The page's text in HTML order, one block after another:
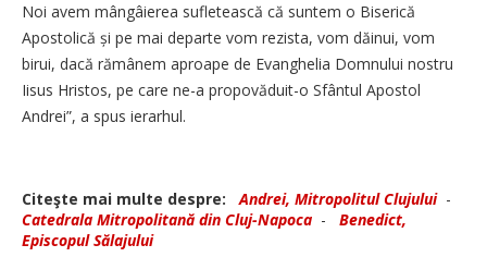
Noi avem mângâierea sufletească că suntem o Biserică
Apostolică și pe mai departe vom rezista, vom dăinui, vom
birui, dacă rămânem aproape de Evanghelia Domnului nostru
Iisus Hristos, pe care ne-a propovăduit-o Sfântul Apostol
Andrei”, a spus ierarhul.
Citeşte mai multe despre: Andrei, Mitropolitul Clujului-
Catedrala Mitropolitană din Cluj-Napoca - Benedict,
Episcopul Sălajului